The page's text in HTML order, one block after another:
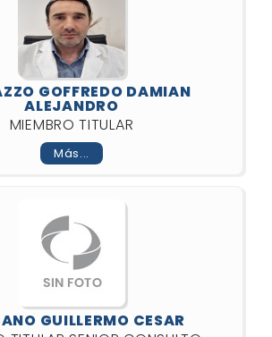
GOFFREDO DAMIAN
ALEJANDRO
MIEMBRO TITULAR
Más...
GUILLERMO CESAR